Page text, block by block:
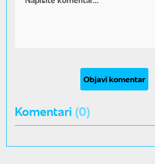
Objavi komentar
Komentari (0)